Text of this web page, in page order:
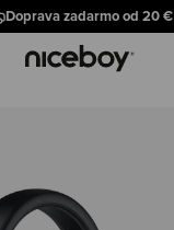
Doprava zadarmo od 20 €
Niceboy